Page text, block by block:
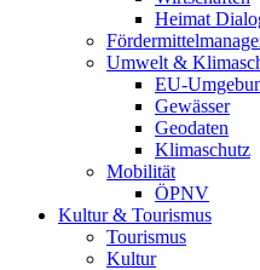
Heimat
Umwelt &
EU-
Gewässer
Geodaten
Klimaschutz
Mobilität
ÖPNV
Kultur & Tourismus
Tourismus
Kultur